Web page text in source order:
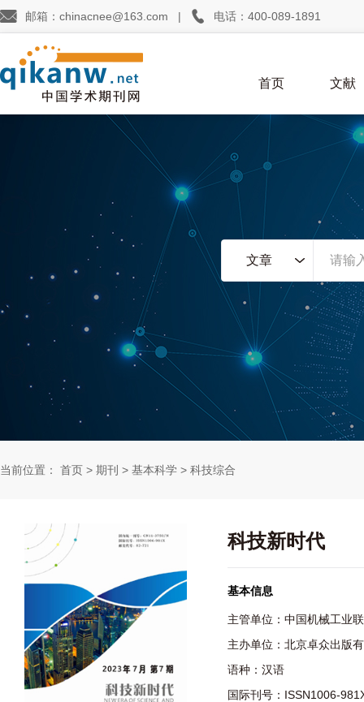
 邮箱：chinacnee@163.com |  电话：400-089-1891
首页 文献
当前位置： 首页 > 期刊 > 基本科学 > 科技综合
科技新时代
基本信息
主管单位：中国机械工业
主办单位：北京卓众出版
语种：汉语
国际刊号：ISSN1006-